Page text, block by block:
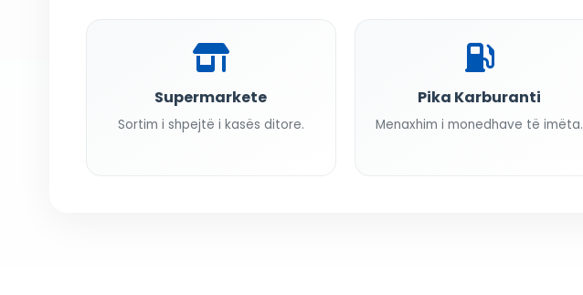
Supermarkete
Sortim i shpejtë i kasës ditore.
Pika Karburanti
Menaxhim i monedhave të imëta.